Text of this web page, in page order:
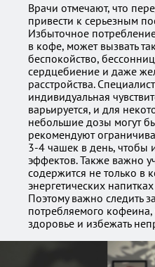
Врачи отмечают, что
привести к серьезным
Избыточное
в кофе, может вызвать
беспокойство,
сердцебиение и даже
расстройства.
индивидуальная
варьируется, и для
небольшие дозы могут
рекомендуют
3-4 чашек в день, чтобы
эффектов. Также важно
содержится не только в
энергетических
Поэтому важно следить
потребляемого кофеина,
здоровье и избежать